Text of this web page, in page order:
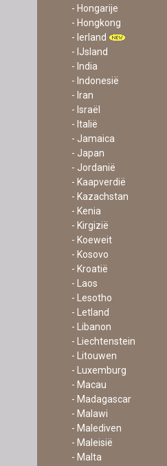
- Hongarije
- Hongkong
- Ierland
- IJsland
- India
- Indonesië
- Iran
- Israël
- Italië
- Jamaica
- Japan
- Jordanië
- Kaapverdië
- Kazachstan
- Kenia
- Kirgizië
- Koeweit
- Kosovo
- Kroatië
- Laos
- Lesotho
- Letland
- Libanon
- Liechtenstein
- Litouwen
- Luxemburg
- Macau
- Madagascar
- Malawi
- Malediven
- Maleisië
- Malta